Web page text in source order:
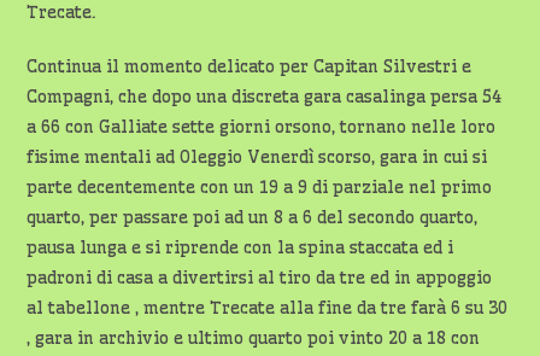
Trecate.
Continua il momento delicato per Capitan Silvestri e
Compagni, che dopo una discreta gara casalinga persa 54
a 66 con Galliate sette giorni orsono, tornano nelle loro
fisime mentali ad Oleggio Venerdì scorso, gara in cui si
parte decentemente con un 19 a 9 di parziale nel primo
quarto, per passare poi ad un 8 a 6 del secondo quarto,
pausa lunga e si riprende con la spina staccata ed i
padroni di casa a divertirsi al tiro da tre ed in appoggio
al tabellone , mentre Trecate alla fine da tre farà 6 su 30
, gara in archivio e ultimo quarto poi vinto 20 a 18 con